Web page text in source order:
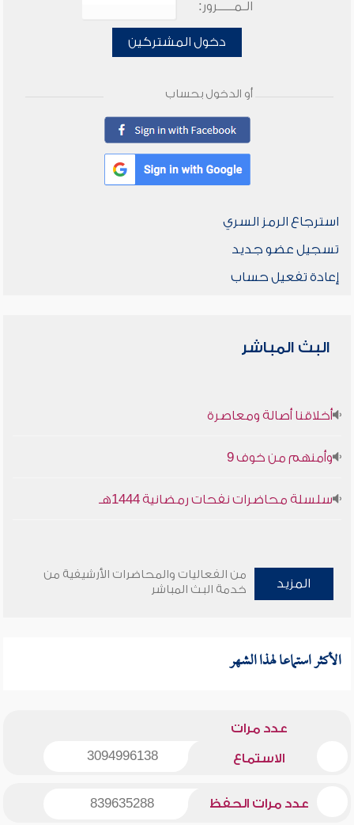
الـمـــــرور:
دخول المشتركين
أو الدخول بحساب
استرجاع الرمز السري
تسجيل عضو جديد
إعادة تفعيل حساب
البث المباشر
أخلاقنا أصالة ومعاصرة
وأمنهم من خوف 9
سلسلة محاضرات نفحات رمضانية 1444هـ
المزيد
من الفعاليات والمحاضرات الأرشيفية من
خدمة البث المباشر
الأكثر استماعا لهذا الشهر
عدد مرات
الاستماع 3094996138
عدد مرات الحفظ 839635288